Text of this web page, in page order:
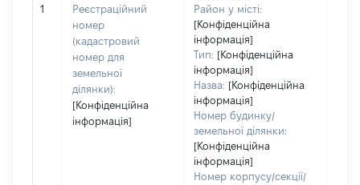
1
Реєстраційний
номер
(кадастровий
номер для
земельної
ділянки):
[Конфіденційна
інформація]
Район у місті:
[Конфіденційна
інформація]
Тип: [Конфіденційна
інформація]
Назва: [Конфіденційна
інформація]
Номер будинку/
земельної ділянки:
[Конфіденційна
інформація]
Номер корпусу/секції/